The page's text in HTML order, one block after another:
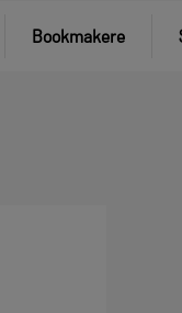
Bookmakere